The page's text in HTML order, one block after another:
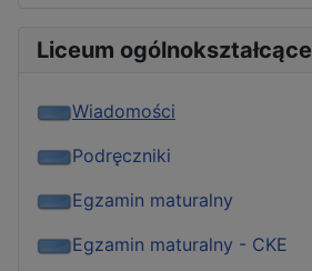
Liceum ogólnokształcące
Wiadomości
Podręczniki
Egzamin maturalny
Egzamin maturalny - CKE